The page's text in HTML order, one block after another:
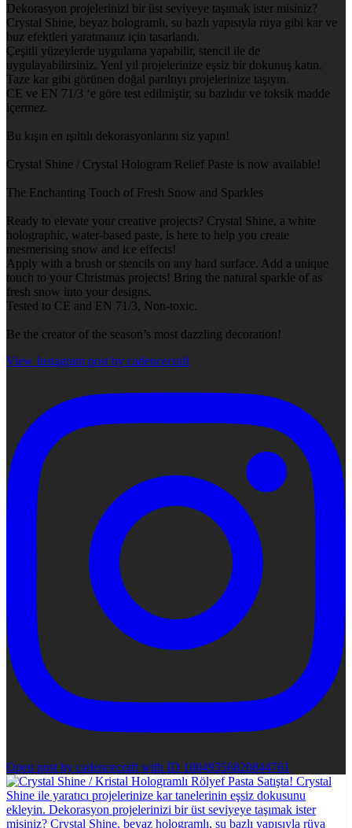
Dekorasyon projelerinizi bir üst seviyeye taşımak ister misiniz?
Crystal Shine, beyaz hologramlı, su bazlı yapısıyla rüya gibi kar ve
buz efektleri yaratmanız için tasarlandı.
Çeşitli yüzeylerde uygulama yapabilir, stencil ile de
uygulayabilirsiniz. Yeni yıl projelerinize eşsiz bir dokunuş katın.
Taze kar gibi görünen doğal parıltıyı projelerinize taşıyın.
CE ve EN 71/3 ‘e göre test edilmiştir, su bazlıdır ve toksik madde
içermez.
Bu kışın en ışıltılı dekorasyonlarını siz yapın!
Crystal Shine / Crystal Hologram Relief Paste is now available!
The Enchanting Touch of Fresh Snow and Sparkles
Ready to elevate your creative projects? Crystal Shine, a white
holographic, water-based paste, is here to help you create
mesmerising snow and ice effects!
Apply with a brush or stencils on any hard surface. Add a unique
touch to your Christmas projects! Bring the natural sparkle of as
fresh snow into your designs.
Tested to CE and EN 71/3, Non-toxic.
Be the creator of the season’s most dazzling decoration!
View Instagram post by cadencecraft
Open post by cadencecraft with ID 18049356820844761